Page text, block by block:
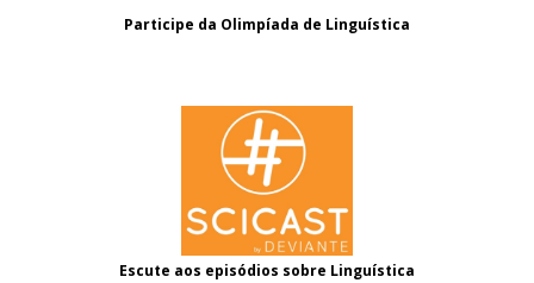
Participe da Olimpíada de Linguística
Escute aos episódios sobre Linguística